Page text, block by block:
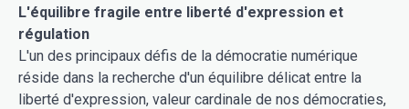
L'équilibre fragile entre liberté d'expression et
régulation
L'un des principaux défis de la démocratie numérique
réside dans la recherche d'un équilibre délicat entre la
liberté d'expression, valeur cardinale de nos démocraties,